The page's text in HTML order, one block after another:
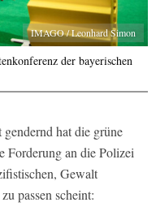
IMAGO / Leonhard Simon
der bayerischen
hat die grüne
Forderung an die Polizei
Gewalt
passen scheint: